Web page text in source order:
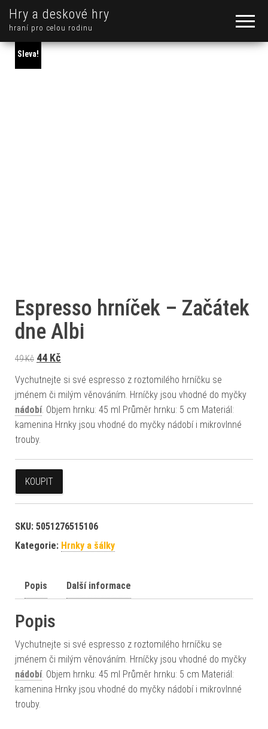
Hry a deskové hry
hraní pro celou rodinu
Sleva!
Espresso hrníček – Začátek
dne Albi
49Kč Původní cena byla: 49 Kč.
44 Kč
Vychutnejte si své espresso z roztomilého hrníčku se
jménem či milým věnováním. Hrníčky jsou vhodné do myčky
nádobí. Objem hrnku: 45 ml Průměr hrnku: 5 cm Materiál:
kamenina Hrnky jsou vhodné do myčky nádobí i mikrovlnné
trouby.
KOUPIT
SKU: 5051276515106
Kategorie: Hrnky a šálky
Popis Další informace
Popis
Vychutnejte si své espresso z roztomilého hrníčku se
jménem či milým věnováním. Hrníčky jsou vhodné do myčky
nádobí. Objem hrnku: 45 ml Průměr hrnku: 5 cm Materiál:
kamenina Hrnky jsou vhodné do myčky nádobí i mikrovlnné
trouby.